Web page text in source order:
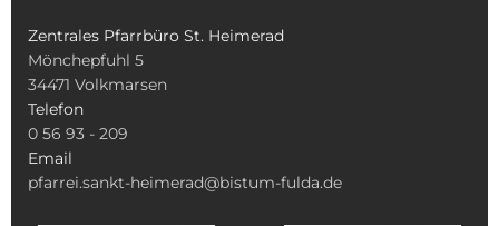
Zentrales Pfarrbüro St. Heimerad
Mönchepfuhl 5
34471 Volkmarsen
Telefon
0 56 93 - 209
Email
pfarrei.sankt-heimerad@bistum-fulda.de